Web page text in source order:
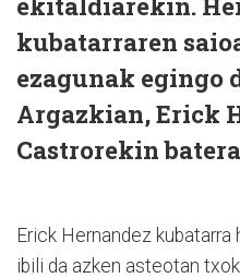
kubatarraren
ezagunak egingo
Argazkian, Erick
Castrorekin
Erick Hernandez
ibili da azken asteotan